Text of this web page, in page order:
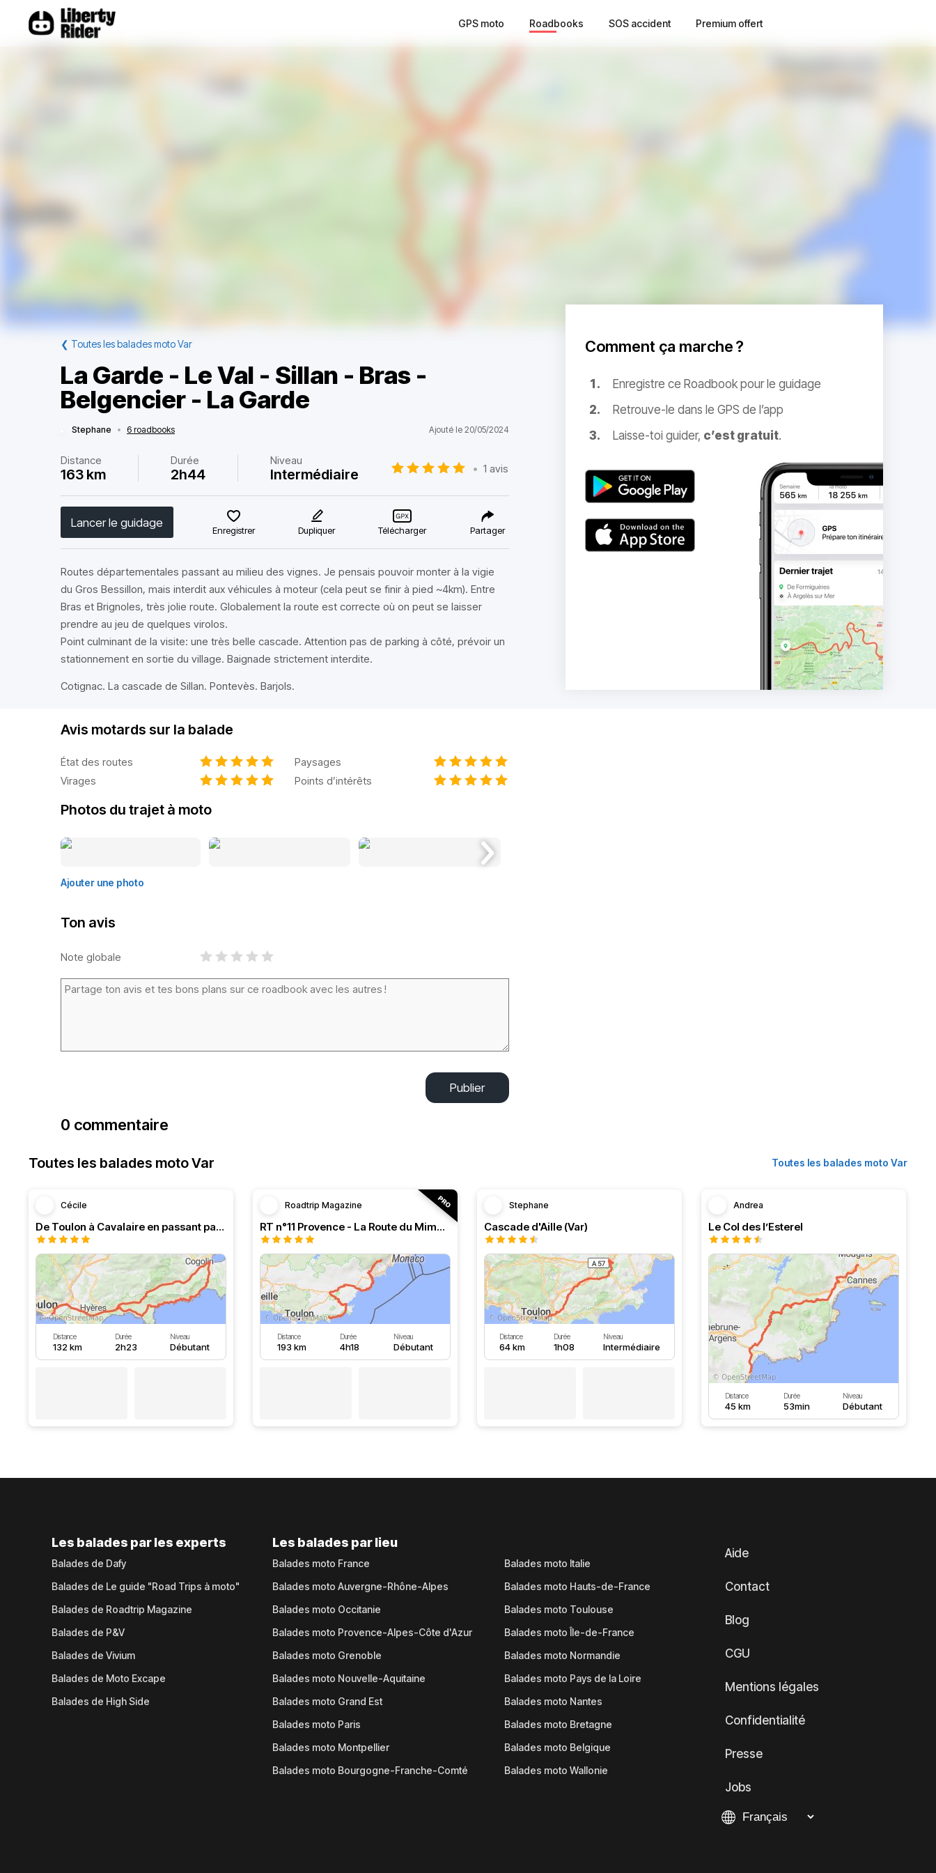
GPS moto Roadbooks SOS accident Premium offert
❮ Toutes les balades moto Var
La Garde - Le Val - Sillan - Bras -
Belgencier - La Garde
Stephane • 6 roadbooks Ajouté le 20/05/2024
Distance
163 km
Durée
2h44
Niveau
Intermédiaire • 1 avis
Lancer le guidage
Enregistrer Dupliquer Télécharger Partager
Routes départementales passant au milieu des vignes. Je pensais pouvoir monter à la vigie
du Gros Bessillon, mais interdit aux véhicules à moteur (cela peut se finir à pied ~4km). Entre
Bras et Brignoles, très jolie route. Globalement la route est correcte où on peut se laisser
prendre au jeu de quelques virolos.
Point culminant de la visite: une très belle cascade. Attention pas de parking à côté, prévoir un
stationnement en sortie du village. Baignade strictement interdite.
Cotignac. La cascade de Sillan. Pontevès. Barjols.
Comment ça marche ?
Enregistre ce Roadbook pour le guidage
Retrouve-le dans le GPS de l’app
Laisse-toi guider, c’est gratuit.
Avis motards sur la balade
État des routes
Paysages
Virages
Points d’intérêts
Photos du trajet à moto
Ajouter une photo
Ton avis
Note globale
Publier
0 commentaire
Toutes les balades moto Var Toutes les balades moto Var
Cécile
De Toulon à Cavalaire en passant par la côte
Distance
132 km
Durée
2h23
Niveau
Débutant
Roadtrip Magazine
RT n°11 Provence - La Route du Mimosa
Distance
193 km
Durée
4h18
Niveau
Débutant
Stephane
Cascade d'Aille (Var)
Distance
64 km
Durée
1h08
Niveau
Intermédiaire
Andrea
Le Col des l’Esterel
Distance
45 km
Durée
53min
Niveau
Débutant
Les balades par les experts
Balades de Dafy
Balades de Le guide "Road Trips à moto"
Balades de Roadtrip Magazine
Balades de P&V
Balades de Vivium
Balades de Moto Excape
Balades de High Side
Les balades par lieu
Balades moto France
Balades moto Auvergne-Rhône-Alpes
Balades moto Occitanie
Balades moto Provence-Alpes-Côte d'Azur
Balades moto Grenoble
Balades moto Nouvelle-Aquitaine
Balades moto Grand Est
Balades moto Paris
Balades moto Montpellier
Balades moto Bourgogne-Franche-Comté
Balades moto Italie
Balades moto Hauts-de-France
Balades moto Toulouse
Balades moto Île-de-France
Balades moto Normandie
Balades moto Pays de la Loire
Balades moto Nantes
Balades moto Bretagne
Balades moto Belgique
Balades moto Wallonie
Aide
Contact
Blog
CGU
Mentions légales
Confidentialité
Presse
Jobs